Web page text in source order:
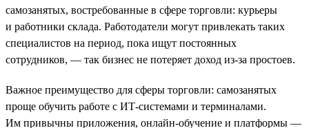
самозанятых, востребованные в сфере торговли: курьеры
и работники склада. Работодатели могут привлекать таких
специалистов на период, пока ищут постоянных
сотрудников, — так бизнес не потеряет доход из-за простоев.
Важное преимущество для сферы торговли: самозанятых
проще обучить работе с ИТ-системами и терминалами.
Им привычны приложения, онлайн-обучение и платформы —